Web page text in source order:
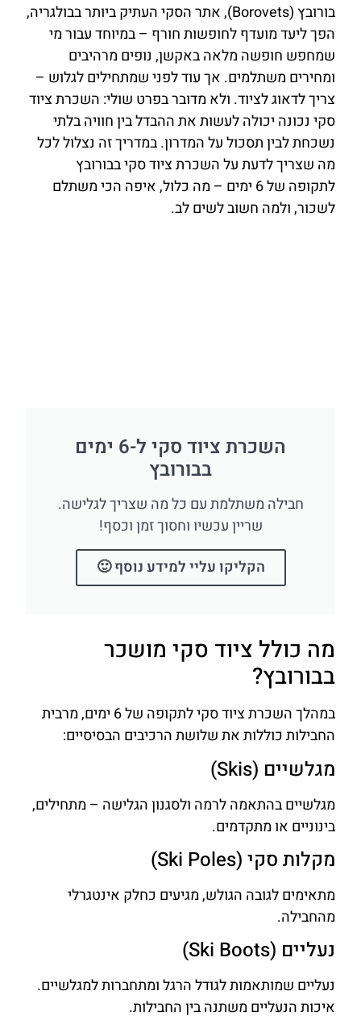
בורובץ (Borovets), אתר הסקי העתיק ביותר בבולגריה,
הפך ליעד מועדף לחופשות חורף – במיוחד עבור מי
שמחפש חופשה מלאה באקשן, נופים מרהיבים
ומחירים משתלמים. אך עוד לפני שמתחילים לגלוש –
צריך לדאוג לציוד. ולא מדובר בפרט שולי: השכרת ציוד
סקי נכונה יכולה לעשות את ההבדל בין חוויה בלתי
נשכחת לבין תסכול על המדרון. במדריך זה נצלול לכל
מה שצריך לדעת על השכרת ציוד סקי בבורובץ
לתקופה של 6 ימים – מה כלול, איפה הכי משתלם
לשכור, ולמה חשוב לשים לב.
השכרת ציוד סקי ל-6 ימים
בבורובץ
חבילה משתלמת עם כל מה שצריך לגלישה.
שריין עכשיו וחסוך זמן וכסף!
הקליקו עליי למידע נוסף 🙂
מה כולל ציוד סקי מושכר
בבורובץ?
במהלך השכרת ציוד סקי לתקופה של 6 ימים, מרבית
החבילות כוללות את שלושת הרכיבים הבסיסיים:
מגלשיים (Skis)
מגלשיים בהתאמה לרמה ולסגנון הגלישה – מתחילים,
בינוניים או מתקדמים.
מקלות סקי (Ski Poles)
מתאימים לגובה הגולש, מגיעים כחלק אינטגרלי
מהחבילה.
נעליים (Ski Boots)
נעליים שמותאמות לגודל הרגל ומתחברות למגלשיים.
איכות הנעליים משתנה בין החבילות.